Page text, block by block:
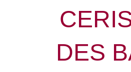
DES